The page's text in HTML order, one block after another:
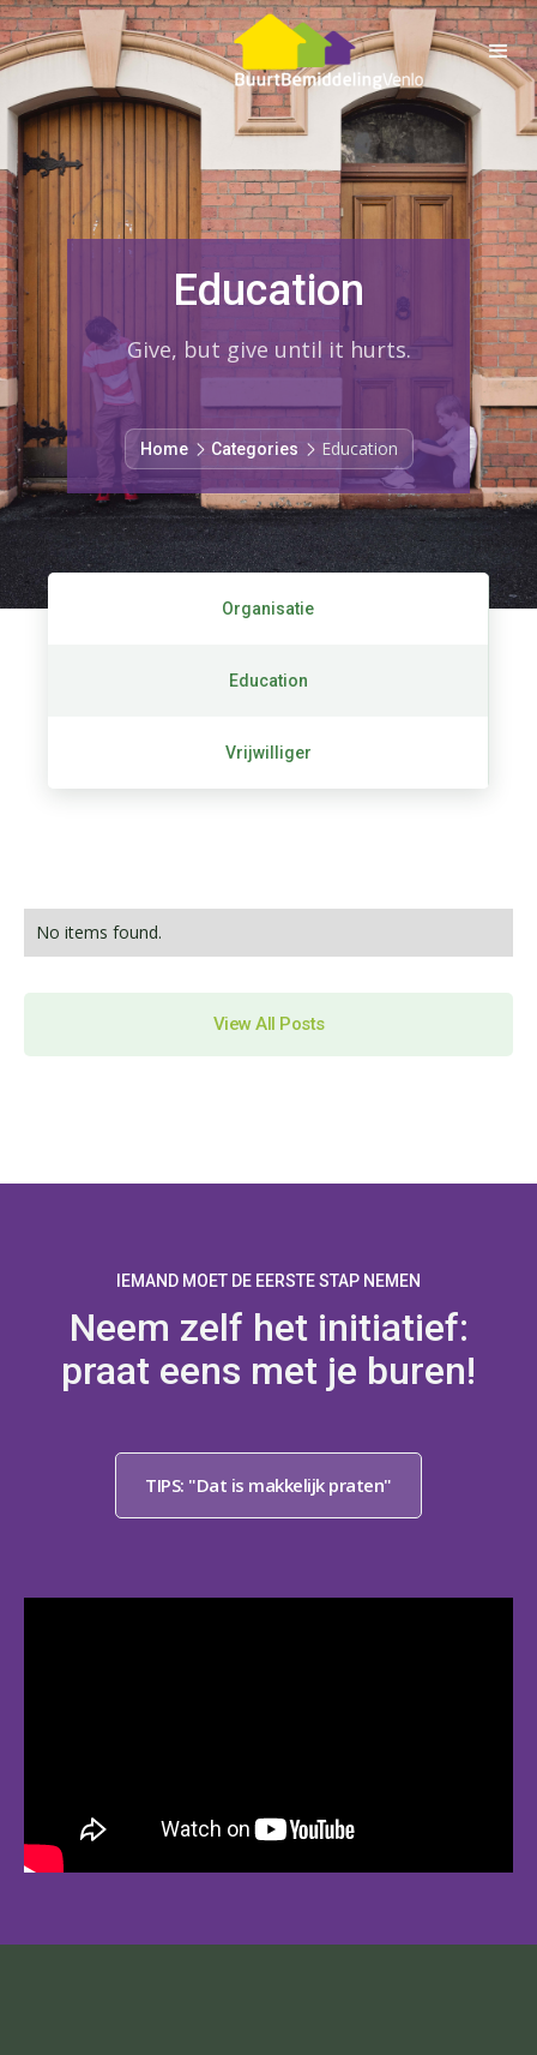
Education
Give, but give until it hurts.
Home Categories Education
Organisatie
Education
Vrijwilliger
No items found.
View All Posts
IEMAND MOET DE EERSTE STAP NEMEN
Neem zelf het initiatief:
praat eens met je buren!
TIPS: "Dat is makkelijk praten"